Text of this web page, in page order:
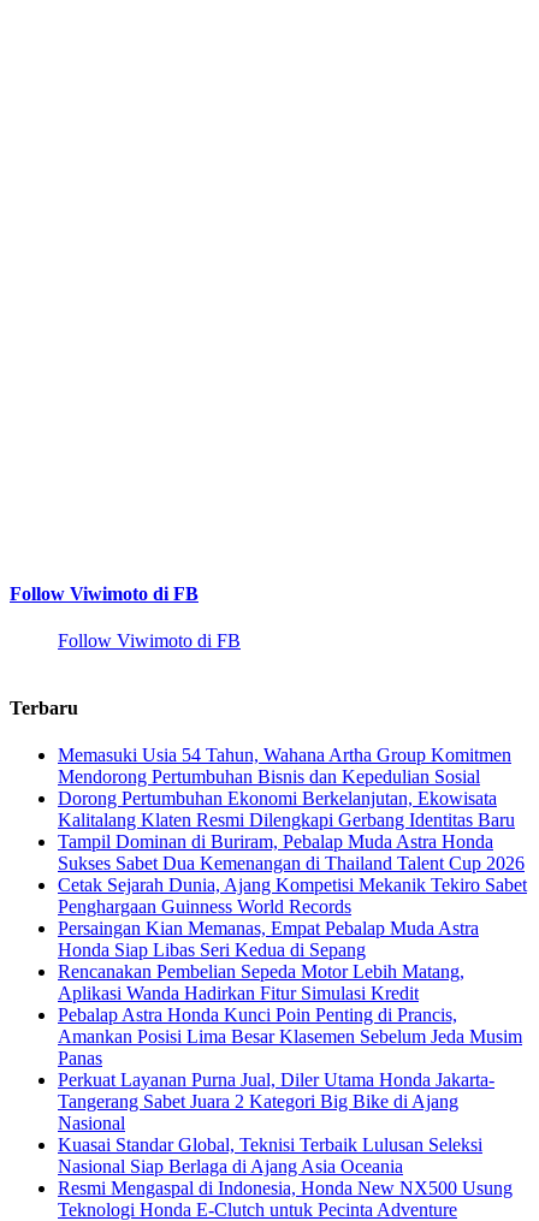
Follow Viwimoto di FB
Follow Viwimoto di FB
Terbaru
Memasuki Usia 54 Tahun, Wahana Artha Group Komitmen
Mendorong Pertumbuhan Bisnis dan Kepedulian Sosial
Dorong Pertumbuhan Ekonomi Berkelanjutan, Ekowisata
Kalitalang Klaten Resmi Dilengkapi Gerbang Identitas Baru
Tampil Dominan di Buriram, Pebalap Muda Astra Honda
Sukses Sabet Dua Kemenangan di Thailand Talent Cup 2026
Cetak Sejarah Dunia, Ajang Kompetisi Mekanik Tekiro Sabet
Penghargaan Guinness World Records
Persaingan Kian Memanas, Empat Pebalap Muda Astra
Honda Siap Libas Seri Kedua di Sepang
Rencanakan Pembelian Sepeda Motor Lebih Matang,
Aplikasi Wanda Hadirkan Fitur Simulasi Kredit
Pebalap Astra Honda Kunci Poin Penting di Prancis,
Amankan Posisi Lima Besar Klasemen Sebelum Jeda Musim
Panas
Perkuat Layanan Purna Jual, Diler Utama Honda Jakarta-
Tangerang Sabet Juara 2 Kategori Big Bike di Ajang
Nasional
Kuasai Standar Global, Teknisi Terbaik Lulusan Seleksi
Nasional Siap Berlaga di Ajang Asia Oceania
Resmi Mengaspal di Indonesia, Honda New NX500 Usung
Teknologi Honda E-Clutch untuk Pecinta Adventure